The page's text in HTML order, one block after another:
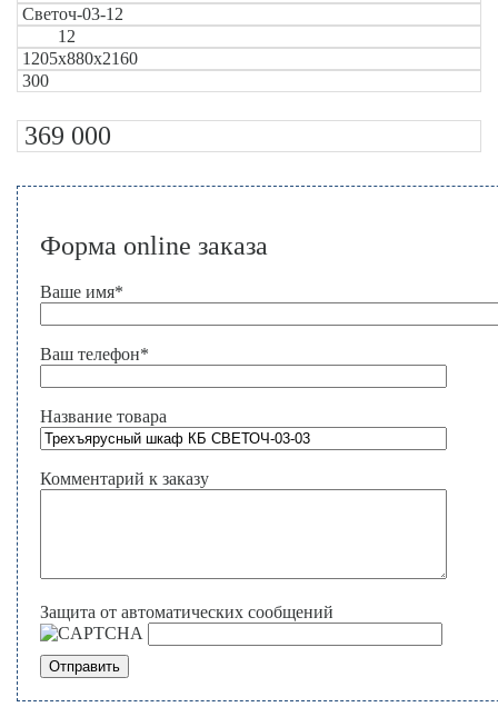
Светоч-03-12
12
1205х880х2160
300
369 000
Форма online заказа
Ваше имя*
Ваш телефон*
Название товара
Комментарий к заказу
Защита от автоматических сообщений